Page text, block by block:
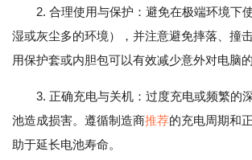
2. 合理使用与保护：避免在极端环境下
湿或灰尘多的环境），并注意避免摔落、撞
用保护套或内胆包可以有效减少意外对电脑的
3. 正确充电与关机：过度充电或频繁的
池造成损害。遵循制造商推荐的充电周期和
助于延长电池寿命。